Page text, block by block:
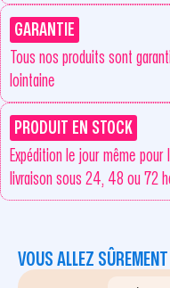
GARANTIE
Tous nos produits sont
lointaine
PRODUIT EN STOCK
Expédition le jour même
livraison sous 24, 48 ou 72
VOUS ALLEZ